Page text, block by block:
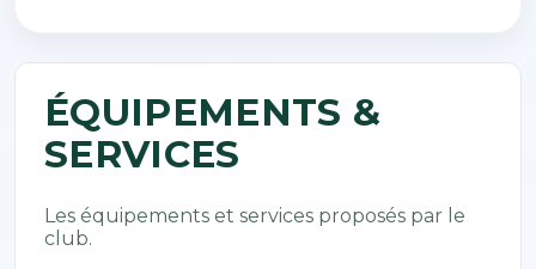
ÉQUIPEMENTS &
SERVICES
Les équipements et services proposés par le
club.